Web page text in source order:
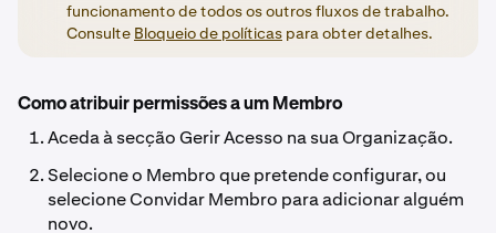
funcionamento de todos os outros fluxos de trabalho.
Consulte Bloqueio de políticas para obter detalhes.
Como atribuir permissões a um Membro
Aceda à secção Gerir Acesso na sua Organização.
Selecione o Membro que pretende configurar, ou
selecione Convidar Membro para adicionar alguém
novo.